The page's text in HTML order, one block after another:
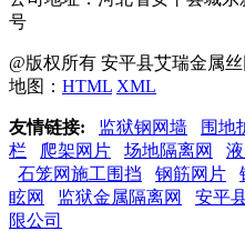
号
@版权所有 安平县艾瑞金属
地图： HTML XML
友情链接: 监狱钢网墙 围地
栏
爬架网片 场地隔离网
石笼网施工围挡
钢筋网片
眩网
监狱金属隔离网
安平
限公司